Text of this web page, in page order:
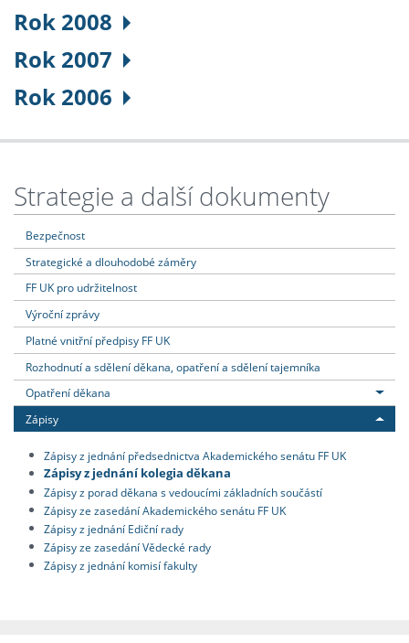
Rok 2008
Rok 2007
Rok 2006
Strategie a další dokumenty
Bezpečnost
Strategické a dlouhodobé záměry
FF UK pro udržitelnost
Výroční zprávy
Platné vnitřní předpisy FF UK
Rozhodnutí a sdělení děkana, opatření a sdělení tajemníka
Opatření děkana
Zápisy
Zápisy z jednání předsednictva Akademického senátu FF UK
Zápisy z jednání kolegia děkana
Zápisy z porad děkana s vedoucími základních součástí
Zápisy ze zasedání Akademického senátu FF UK
Zápisy z jednání Ediční rady
Zápisy ze zasedání Vědecké rady
Zápisy z jednání komisí fakulty